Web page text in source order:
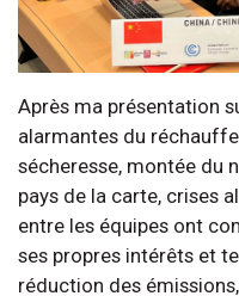
Après ma présentation
alarmantes du
sécheresse, montée du
pays de la carte, crises
entre les équipes ont
ses propres intérêts et
réduction des